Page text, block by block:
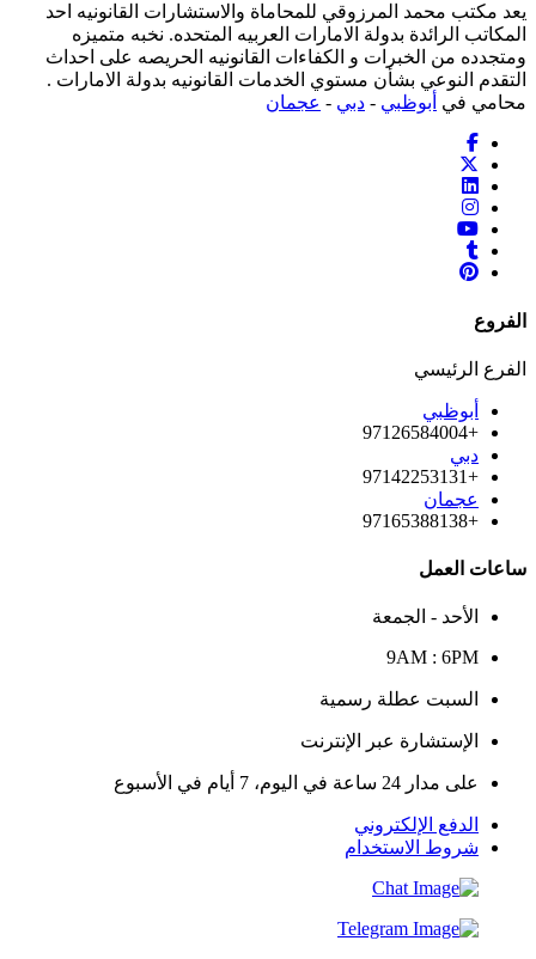
يعد مكتب محمد المرزوقي للمحاماة والاستشارات القانونيه احد
المكاتب الرائدة بدولة الامارات العربيه المتحده. نخبه متميزه
ومتجدده من الخبرات و الكفاءات القانونيه الحريصه على احداث
التقدم النوعي بشأن مستوي الخدمات القانونيه بدولة الامارات .
محامي في أبوظبي - دبي - عجمان
الفروع
الفرع الرئيسي
أبوظبي
+97126584004
دبي
+97142253131
عجمان
+97165388138
ساعات العمل
الأحد - الجمعة
9AM : 6PM
السبت عطلة رسمية
الإستشارة عبر الإنترنت
على مدار 24 ساعة في اليوم، 7 أيام في الأسبوع
الدفع الإلكتروني
شروط الاستخدام